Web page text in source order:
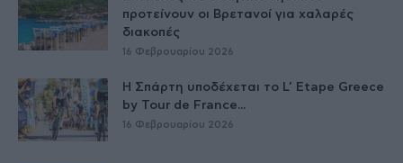
προτείνουν οι Βρετανοί για χαλαρές
διακοπές
16 Φεβρουαρίου 2026
Η Σπάρτη υποδέχεται το L’ Etape Greece
by Tour de France...
16 Φεβρουαρίου 2026